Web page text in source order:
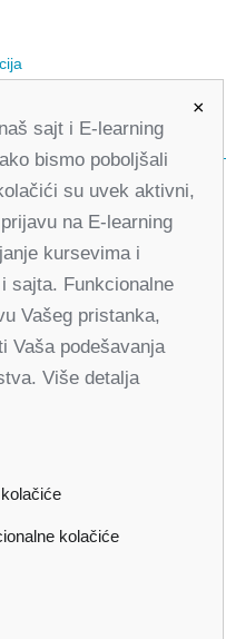
31 552
Srbija
×
sajt i E-learning
bismo poboljšali
su uvek aktivni,
na E-learning
kursevima i
sajta. Funkcionalne
Vašeg pristanka,
Vaša podešavanja
Više detalja
kolačiće